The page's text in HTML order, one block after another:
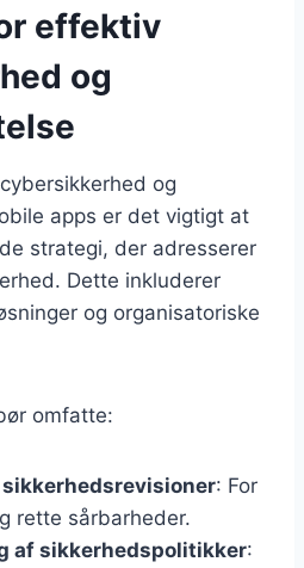
effektiv
og
og
apps er det vigtigt at
strategi, der adresserer
Dette inkluderer
og organisatoriske
omfatte:
: For
rette sårbarheder.
af sikkerhedspolitikker: